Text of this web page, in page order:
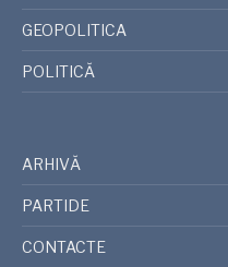
GEOPOLITICA
POLITICĂ
ARHIVĂ
PARTIDE
CONTACTE